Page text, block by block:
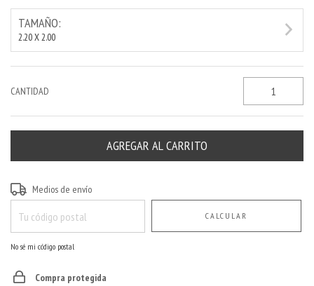
TAMAÑO:
2.20 X 2.00
CANTIDAD
Entregas para el CP:
Medios de envío
CALCULAR
No sé mi código postal
Compra protegida